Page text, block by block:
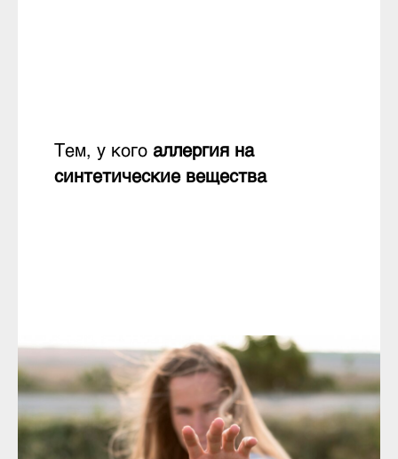
Тем, у кого аллергия на
синтетические вещества